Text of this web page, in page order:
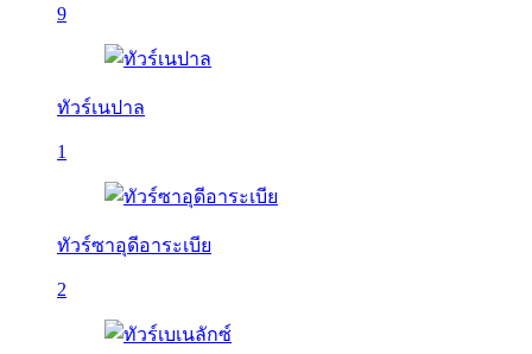
9
ทัวร์เนปาล
1
ทัวร์ซาอุดีอาระเบีย
2